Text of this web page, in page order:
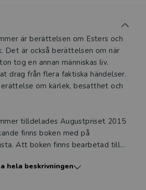
är berättelsen om Esters och
Det är också berättelsen om när
tog en annan människas liv.
drag från flera faktiska händelser.
om kärlek, besatthet och
tilldelades Augustpriset 2015
finns boken med på
Att boken finns bearbetad till
om sina läsupplevelser och
hela beskrivningen